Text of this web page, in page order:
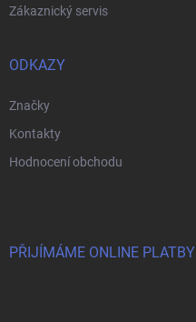
Zákaznický servis
ODKAZY
Značky
Kontakty
Hodnocení obchodu
PŘIJÍMÁME ONLINE PLATBY